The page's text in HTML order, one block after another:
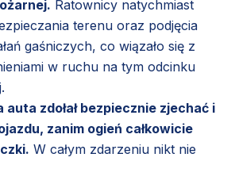
Ratownicy natychmiast
terenu oraz podjęcia
gaśniczych, co wiązało się z
w ruchu na tym odcinku
zdołał bezpiecznie zjechać i
zanim ogień całkowicie
W całym zdarzeniu nikt nie